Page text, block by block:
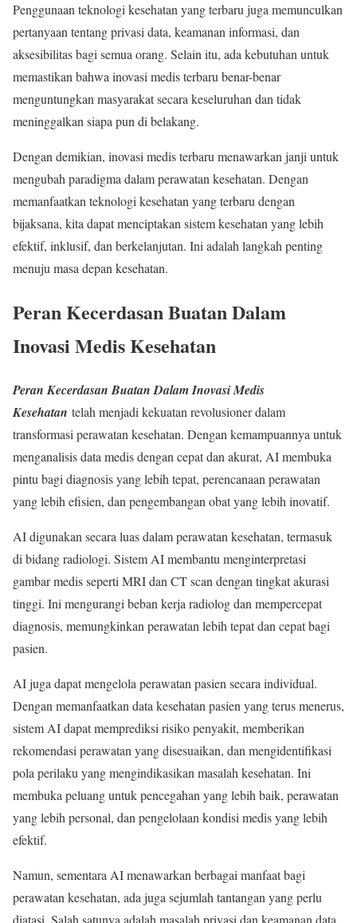
Penggunaan teknologi kesehatan yang terbaru juga memunculkan
pertanyaan tentang privasi data, keamanan informasi, dan
aksesibilitas bagi semua orang. Selain itu, ada kebutuhan untuk
memastikan bahwa inovasi medis terbaru benar-benar
menguntungkan masyarakat secara keseluruhan dan tidak
meninggalkan siapa pun di belakang.
Dengan demikian, inovasi medis terbaru menawarkan janji untuk
mengubah paradigma dalam perawatan kesehatan. Dengan
memanfaatkan teknologi kesehatan yang terbaru dengan
bijaksana, kita dapat menciptakan sistem kesehatan yang lebih
efektif, inklusif, dan berkelanjutan. Ini adalah langkah penting
menuju masa depan kesehatan.
Peran Kecerdasan Buatan Dalam
Inovasi Medis Kesehatan
Peran Kecerdasan Buatan Dalam Inovasi Medis
Kesehatan telah menjadi kekuatan revolusioner dalam
transformasi perawatan kesehatan. Dengan kemampuannya untuk
menganalisis data medis dengan cepat dan akurat, AI membuka
pintu bagi diagnosis yang lebih tepat, perencanaan perawatan
yang lebih efisien, dan pengembangan obat yang lebih inovatif.
AI digunakan secara luas dalam perawatan kesehatan, termasuk
di bidang radiologi. Sistem AI membantu menginterpretasi
gambar medis seperti MRI dan CT scan dengan tingkat akurasi
tinggi. Ini mengurangi beban kerja radiolog dan mempercepat
diagnosis, memungkinkan perawatan lebih tepat dan cepat bagi
pasien.
AI juga dapat mengelola perawatan pasien secara individual.
Dengan memanfaatkan data kesehatan pasien yang terus menerus,
sistem AI dapat memprediksi risiko penyakit, memberikan
rekomendasi perawatan yang disesuaikan, dan mengidentifikasi
pola perilaku yang mengindikasikan masalah kesehatan. Ini
membuka peluang untuk pencegahan yang lebih baik, perawatan
yang lebih personal, dan pengelolaan kondisi medis yang lebih
efektif.
Namun, sementara AI menawarkan berbagai manfaat bagi
perawatan kesehatan, ada juga sejumlah tantangan yang perlu
diatasi. Salah satunya adalah masalah privasi dan keamanan data.